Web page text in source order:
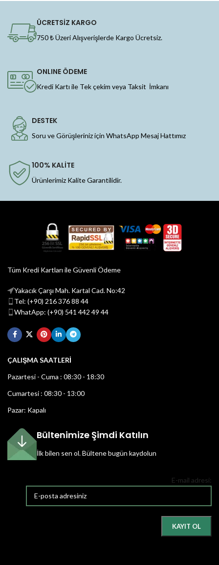
ÜCRETSİZ KARGO
750 ₺ Üzeri Alışverişlerde Kargo Ücretsiz.
ONLINE ÖDEME
Kredi Kartı ile Tek çekim veya Taksit İmkanı
DESTEK
Soru ve Görüşleriniz için WhatsApp Mesaj Hattımız
100% KALİTE
Ürünlerimiz Kalite Garantilidir.
Tüm Kredi Kartları ile Güvenli Ödeme
Yakacık Çarşı Mah. Kartal Cad. No:42
Tel: (+90) 216 376 88 44
WhatApp: (+90) 541 442 49 44
ÇALIŞMA SAATLERİ
Pazartesi - Cuma : 08:30 - 18:30
Cumartesi : 08:30 - 13:00
Pazar: Kapalı
Bültenimize Şimdi Katılın
İlk bilen sen ol.Bültene bugün kaydolun
E-mail adresi: